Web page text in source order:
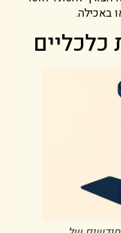
באכילה.
כלכליים